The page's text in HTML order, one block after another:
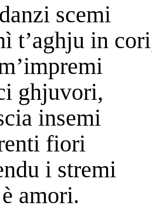
scemi
t’aghju in
ghjuvori,
insemi
fiori
i stremi
amori.